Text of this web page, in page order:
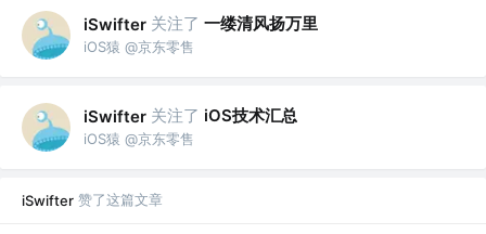
iSwifter 关注了 一缕清风扬万里
iOS猿 @京东零售
iSwifter 关注了 iOS技术汇总
iOS猿 @京东零售
iSwifter 赞了这篇文章